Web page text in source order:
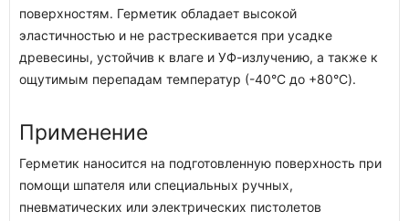
поверхностям. Герметик обладает высокой
эластичностью и не растрескивается при усадке
древесины, устойчив к влаге и УФ-излучению, а также к
ощутимым перепадам температур (-40°C до +80°C).
Применение
Герметик наносится на подготовленную поверхность при
помощи шпателя или специальных ручных,
пневматических или электрических пистолетов